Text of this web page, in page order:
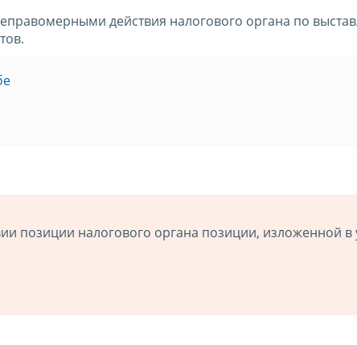
действия налогового органа по
позиции налогового органа позиции, изложенной